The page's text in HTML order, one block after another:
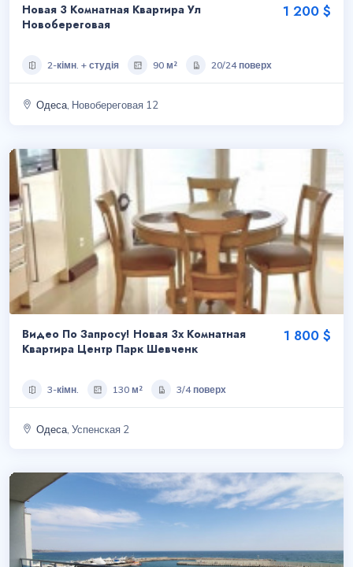
Новая 3 Комнатная Квартира Ул
Новобереговая
1 200 $
2-кімн. + студія 90 м² 20/24 поверх
Одеса , Новобереговая 12
Видео По Запросу! Новая 3х Комнатная
Квартира Центр Парк Шевченк
1 800 $
3-кімн. 130 м² 3/4 поверх
Одеса , Успенская 2